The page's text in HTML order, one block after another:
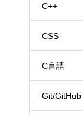
C++
CSS
C言語
Git/GitHub